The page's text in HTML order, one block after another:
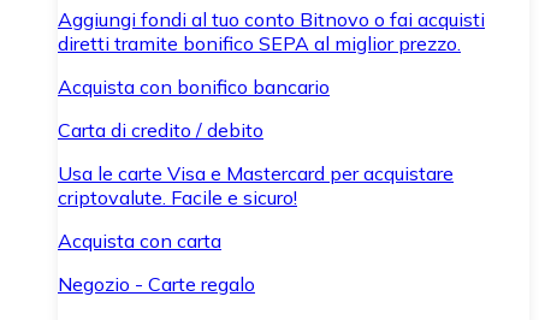
Aggiungi fondi al tuo conto Bitnovo o fai acquisti
diretti tramite bonifico SEPA al miglior prezzo.
Acquista con bonifico bancario
Carta di credito / debito
Usa le carte Visa e Mastercard per acquistare
criptovalute. Facile e sicuro!
Acquista con carta
Negozio - Carte regalo